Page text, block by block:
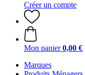
Créer un compte
Mon panier 0,00 €
Marques